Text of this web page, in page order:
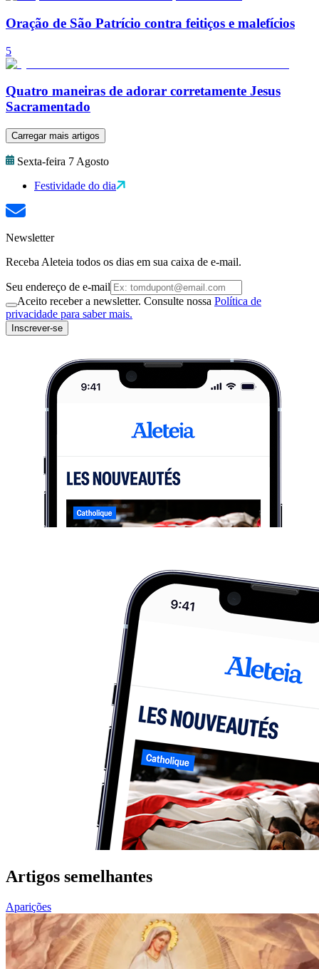
Oração de São Patrício contra feitiços e malefícios
5
Quatro maneiras de adorar corretamente Jesus
Sacramentado
Carregar mais artigos
Sexta-feira 7 Agosto
Festividade do dia
Newsletter
Receba Aleteia todos os dias em sua caixa de e-mail.
Seu endereço de e-mail
Aceito receber a newsletter. Consulte nossa Política de
privacidade para saber mais.
Inscrever-se
Artigos semelhantes
Aparições